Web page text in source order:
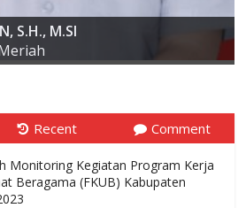
S.I.K., M.I.K
S.H., M.SI
Recent Comment
Monitoring Kegiatan Program Kerja
Beragama (FKUB) Kabupaten